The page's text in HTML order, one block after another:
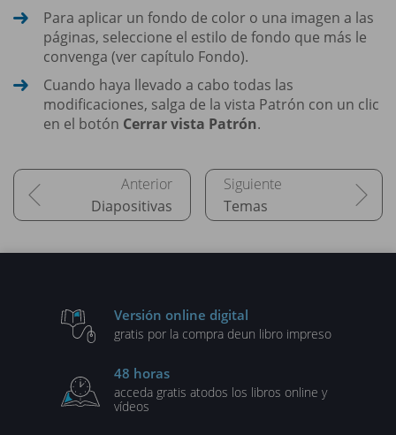
Para aplicar un fondo de color o una imagen a las
páginas, seleccione el estilo de fondo que más le
convenga (ver capítulo Fondo).
Cuando haya llevado a cabo todas las
modificaciones, salga de la vista Patrón con un clic
en el botón Cerrar vista Patrón.
Diapositivas Temas
Versión online digital
gratis por la compra deun libro impreso
48 horas
acceda gratis atodos los libros online y
vídeos